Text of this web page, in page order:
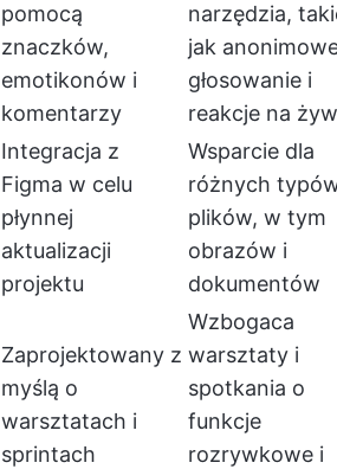
pomocą
znaczków,
emotikonów i
komentarzy
narzędzia,
jak
głosowanie i
reakcje na
Integracja z
Figma w celu
płynnej
aktualizacji
projektu
Wsparcie dla
różnych
plików, w tym
obrazów i
dokumentów
Zaprojektowany z
myślą o
warsztatach i
sprintach
Wzbogaca
warsztaty i
spotkania o
funkcje
rozrywkowe i